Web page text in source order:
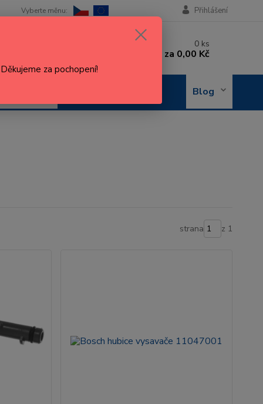
Blog
Přihlášení
0 ks
za 0,00 Kč
strana z 1
za pochopení!